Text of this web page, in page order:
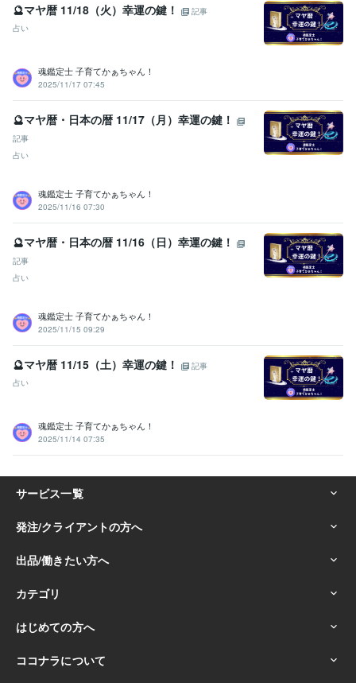
得意分野
悩み相談・カウンセリング
【親子鑑定】
【ママへの♡パラレル
シフトメッセージ】
子育て相談 不登校のご相談
ためのお手伝い♡♪】
悩み相談
🔮マヤ暦 11/18（火）幸運の鍵！
記事
占い
魂鑑定士 子育てかぁちゃん！
2025/11/17 07:45
🔮マヤ暦・日本の暦 11/17（月）幸運の鍵！
記事
占い
魂鑑定士 子育てかぁちゃん！
2025/11/16 07:30
🔮マヤ暦・日本の暦 11/16（日）幸運の鍵！
記事
占い
魂鑑定士 子育てかぁちゃん！
2025/11/15 09:29
🔮マヤ暦 11/15（土）幸運の鍵！
記事
占い
魂鑑定士 子育てかぁちゃん！
2025/11/14 07:35